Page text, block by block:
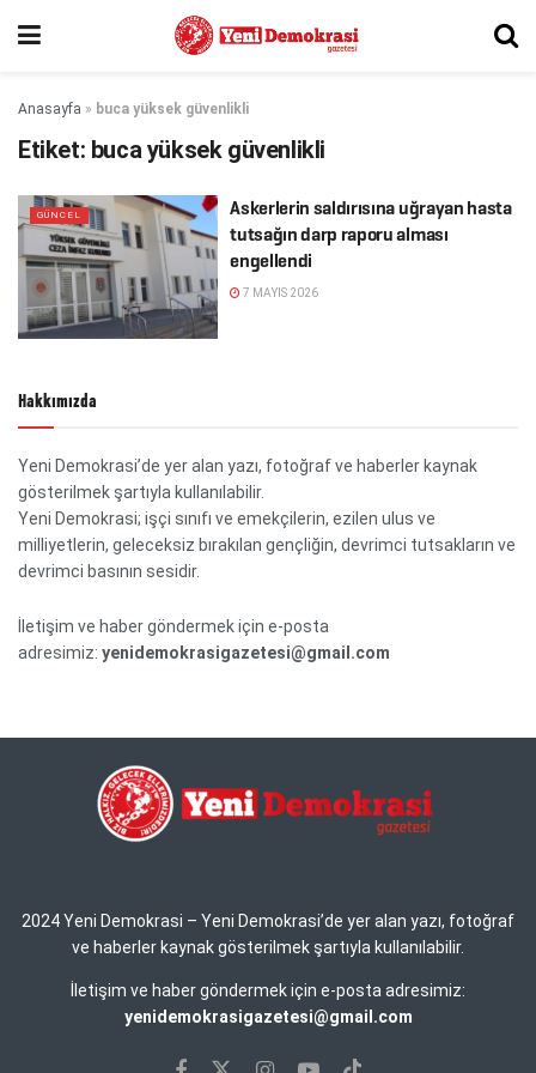
Anasayfa » buca yüksek güvenlikli
Etiket: buca yüksek güvenlikli
GÜNCEL
Askerlerin saldırısına uğrayan hasta
tutsağın darp raporu alması
engellendi
7 MAYIS 2026
Hakkımızda
Yeni Demokrasi’de yer alan yazı, fotoğraf ve haberler kaynak
gösterilmek şartıyla kullanılabilir.
Yeni Demokrasi; işçi sınıfı ve emekçilerin, ezilen ulus ve
milliyetlerin, geleceksiz bırakılan gençliğin, devrimci tutsakların ve
devrimci basının sesidir.
İletişim ve haber göndermek için e-posta
adresimiz: yenidemokrasigazetesi@gmail.com
2024 Yeni Demokrasi – Yeni Demokrasi’de yer alan yazı, fotoğraf
ve haberler kaynak gösterilmek şartıyla kullanılabilir.
İletişim ve haber göndermek için e-posta adresimiz:
yenidemokrasigazetesi@gmail.com